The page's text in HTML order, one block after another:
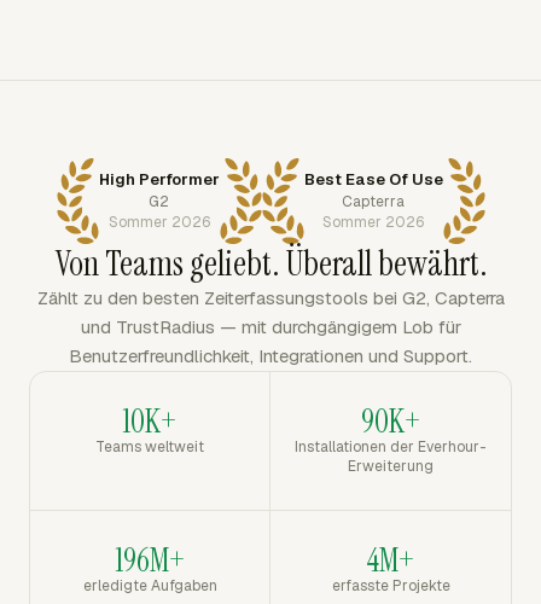
High Performer
G2
Sommer 2026
Best Ease Of Use
Capterra
Sommer 2026
Von Teams geliebt. Überall bewährt.
Zählt zu den besten Zeiterfassungstools bei G2, Capterra
und TrustRadius — mit durchgängigem Lob für
Benutzerfreundlichkeit, Integrationen und Support.
10K+
Teams weltweit
90K+
Installationen der Everhour-
Erweiterung
196M+
erledigte Aufgaben
4M+
erfasste Projekte